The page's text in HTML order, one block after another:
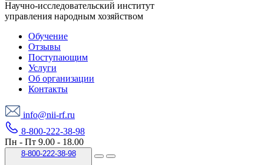
Научно-исследовательский институт
управления народным хозяйством
Обучение
Отзывы
Поступающим
Услуги
Об организации
Контакты
info@nii-rf.ru
8-800-222-38-98
Пн - Пт 9.00 - 18.00
8-800-222-38-98